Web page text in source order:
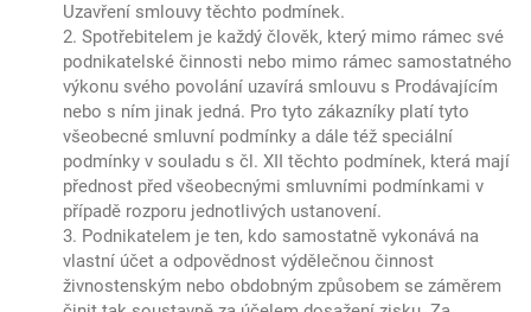
Uzavření smlouvy těchto podmínek.
2. Spotřebitelem je každý člověk, který mimo rámec své
podnikatelské činnosti nebo mimo rámec samostatného
výkonu svého povolání uzavírá smlouvu s Prodávajícím
nebo s ním jinak jedná. Pro tyto zákazníky platí tyto
všeobecné smluvní podmínky a dále též speciální
podmínky v souladu s čl. XII těchto podmínek, která mají
přednost před všeobecnými smluvními podmínkami v
případě rozporu jednotlivých ustanovení.
3. Podnikatelem je ten, kdo samostatně vykonává na
vlastní účet a odpovědnost výdělečnou činnost
živnostenským nebo obdobným způsobem se záměrem